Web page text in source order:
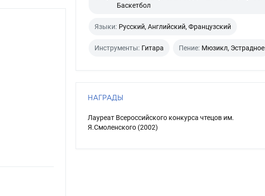
Баскетбол
Языки: Русский, Английский, Французский
Инструменты: Гитара Пение: Мюзикл, Эстрадное
НАГРАДЫ
Лауреат Всероссийского конкурса чтецов им.
Я.Смоленского (2002)